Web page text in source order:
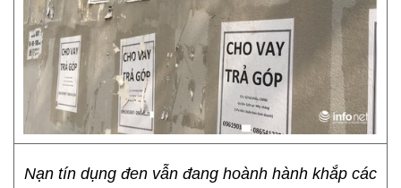
Nạn tín dụng đen vẫn đang hoành hành khắp các